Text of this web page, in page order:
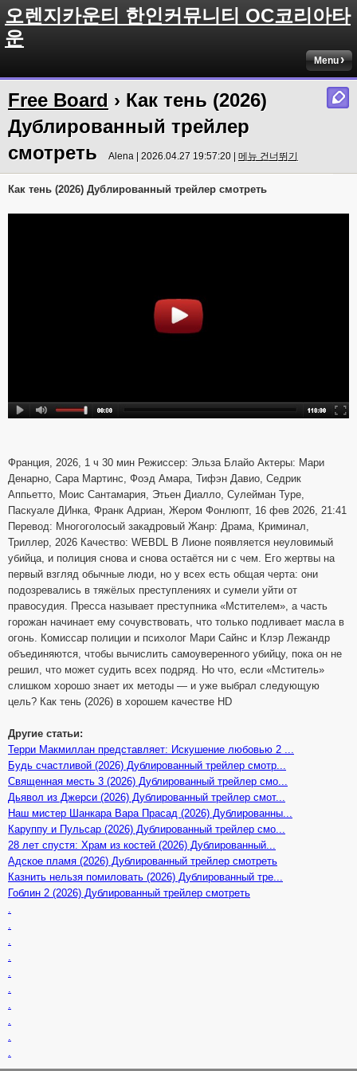
오렌지카운티 한인커뮤니티 OC코리아타
운
Menu
Free Board › Как тень (2026)
Дублированный трейлер
смотреть
Alena | 2026.04.27 19:57:20 | 메뉴 건너뛰기
Как тень (2026) Дублированный трейлер смотреть
Франция, 2026, 1 ч 30 мин Режиссер: Эльза Блайо Актеры: Мари
Денарно, Сара Мартинс, Фоэд Амара, Тифэн Давио, Седрик
Аппьетто, Моис Сантамария, Этьен Диалло, Сулейман Туре,
Паскуале ДИнка, Франк Адриан, Жером Фонлюпт, 16 фев 2026, 21:41
Перевод: Многоголосый закадровый Жанр: Драма, Криминал,
Триллер, 2026 Качество: WEBDL В Лионе появляется неуловимый
убийца, и полиция снова и снова остаётся ни с чем. Его жертвы на
первый взгляд обычные люди, но у всех есть общая черта: они
подозревались в тяжёлых преступлениях и сумели уйти от
правосудия. Пресса называет преступника «Мстителем», а часть
горожан начинает ему сочувствовать, что только подливает масла в
огонь. Комиссар полиции и психолог Мари Сайнс и Клэр Лежандр
объединяются, чтобы вычислить самоуверенного убийцу, пока он не
решил, что может судить всех подряд. Но что, если «Мститель»
слишком хорошо знает их методы — и уже выбрал следующую
цель? Как тень (2026) в хорошем качестве HD
Другие статьи:
Терри Макмиллан представляет: Искушение любовью 2 ...
Будь счастливой (2026) Дублированный трейлер смотр...
Священная месть 3 (2026) Дублированный трейлер смо...
Дьявол из Джерси (2026) Дублированный трейлер смот...
Наш мистер Шанкара Вара Прасад (2026) Дублированны...
Каруппу и Пульсар (2026) Дублированный трейлер смо...
28 лет спустя: Храм из костей (2026) Дублированный...
Адское пламя (2026) Дублированный трейлер смотреть
Казнить нельзя помиловать (2026) Дублированный тре...
Гоблин 2 (2026) Дублированный трейлер смотреть